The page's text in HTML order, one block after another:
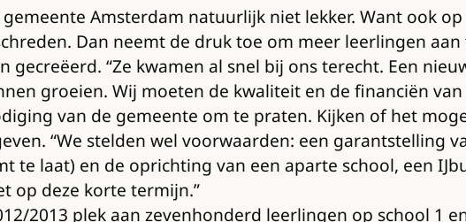
Amsterdam natuurlijk niet lekker. Want ook
Dan neemt de druk toe om meer leerlingen
“Ze kwamen al snel bij ons terecht. Een
groeien. Wij moeten de kwaliteit en de financiën
van de gemeente om te praten. Kijken of het
“We stelden wel voorwaarden: een garantstelling
te laat) en de oprichting van een aparte school, een
op deze korte termijn.”
2013 plek aan zevenhonderd leerlingen op school 1